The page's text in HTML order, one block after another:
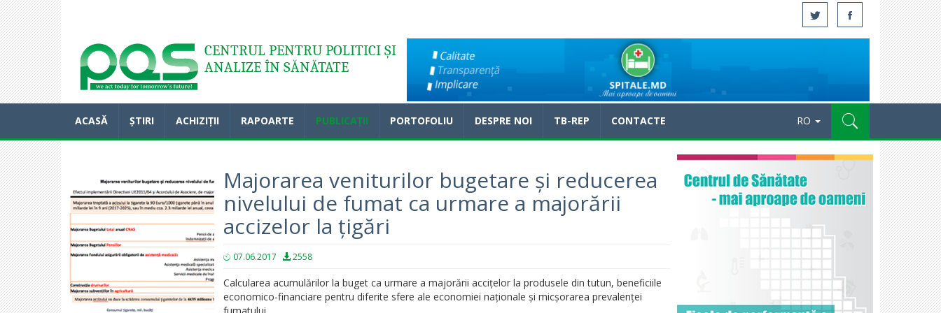
Acasă
CENTRUL PENTRU POLITICI ȘI
ANALIZE ÎN SĂNĂTATE
ACASĂ ȘTIRI ACHIZIȚII RAPOARTE PUBLICAȚII PORTOFOLIU DESPRE NOI TB-REP CONTACTE RO
Majorarea veniturilor bugetare și reducerea
nivelului de fumat ca urmare a majorării
accizelor la țigări
07.06.2017 2558
Calcularea acumulărilor la buget ca urmare a majorării accițelor la produsele din tutun, beneficiile
economico-financiare pentru diferite sfere ale economiei naționale și micșorarea prevalenței